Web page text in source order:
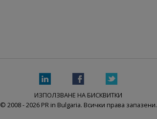
ИЗПОЛЗВАНЕ НА БИСКВИТКИ
© 2008 - 2026 PR in Bulgaria. Всички права запазени.